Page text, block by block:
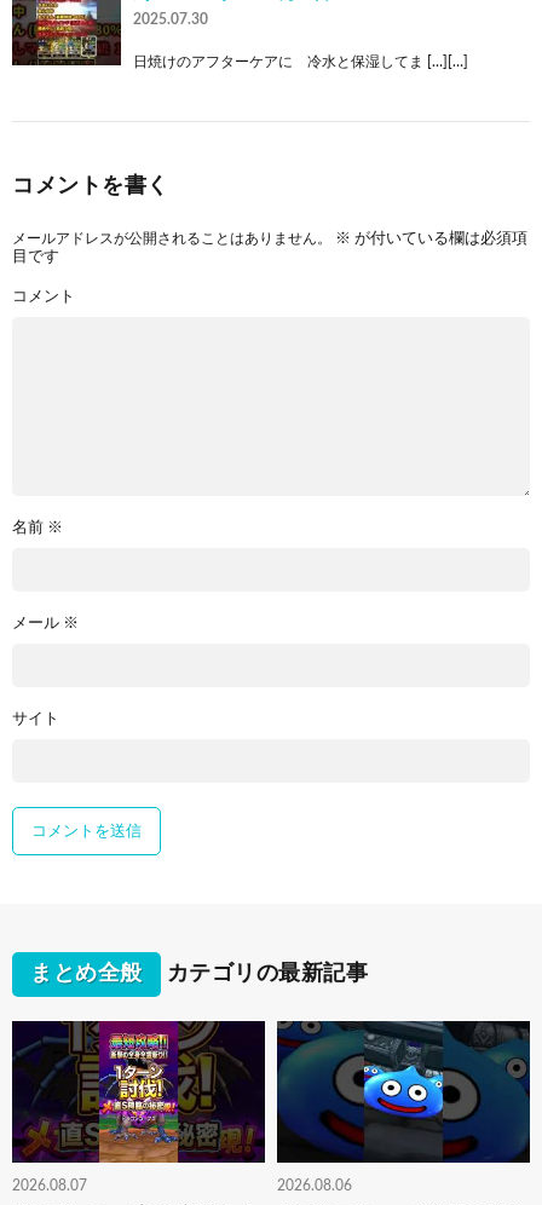
2025.07.30
日焼けのアフターケアに 冷水と保湿してま […][…]
コメントを書く
メールアドレスが公開されることはありません。 ※ が付いている欄は必須項
目です
コメント
名前 ※
メール ※
サイト
まとめ全般 カテゴリの最新記事
2026.08.07 2026.08.06